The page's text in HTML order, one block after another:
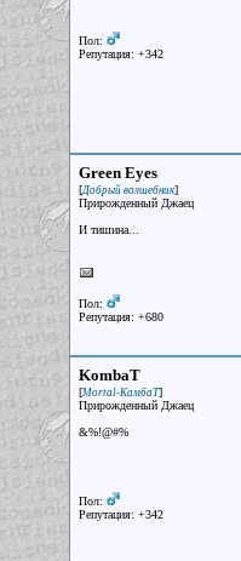
Пол:
Репутация: +342
Green Eyes
[Добрый волшебник]
Прирожденный Джаец
И тишина...
Пол:
Репутация: +680
KombaT
[Mortal-КамбаТ]
Прирожденный Джаец
&%!@#%
Пол:
Репутация: +342